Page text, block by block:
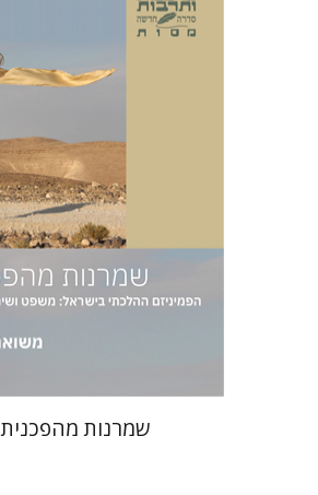
הנחת אתר ספר מודפס
שמרנות מהפכנית